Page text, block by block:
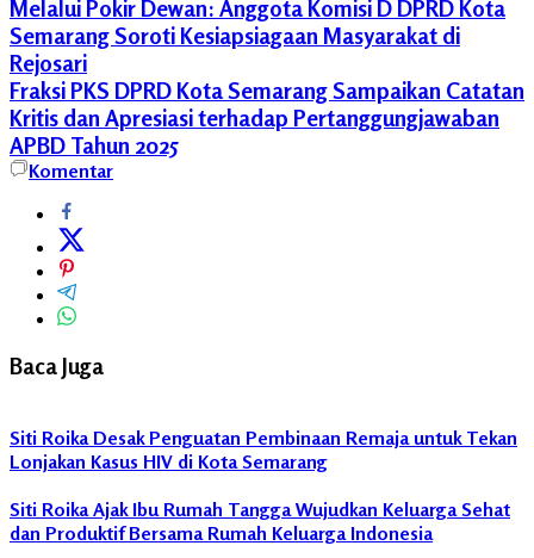
Melalui Pokir Dewan: Anggota Komisi D DPRD Kota
Semarang Soroti Kesiapsiagaan Masyarakat di
Rejosari
Fraksi PKS DPRD Kota Semarang Sampaikan Catatan
Kritis dan Apresiasi terhadap Pertanggungjawaban
APBD Tahun 2025
Fraksi
DPRD
Kota
Semarang
Komisi
Pendidikan
Roika
Komentar
Baca Juga
Siti Roika Desak Penguatan Pembinaan Remaja untuk Tekan
Lonjakan Kasus HIV di Kota Semarang
Siti Roika Ajak Ibu Rumah Tangga Wujudkan Keluarga Sehat
dan Produktif Bersama Rumah Keluarga Indonesia